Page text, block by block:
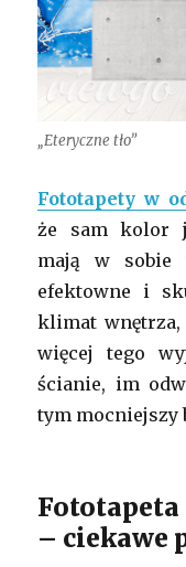
„Eteryczne tło”
Fototapety w
że sam kolor
mają w sobie
efektowne i
klimat
więcej tego
ścianie, im
tym mocniejszy
– ciekawe